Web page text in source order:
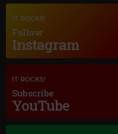
DIANA KRALL
IT ROCKS!
Follow
Instagram
IT ROCKS!
Subscribe
YouTube